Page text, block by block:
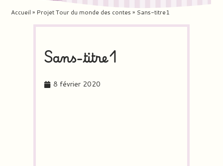
Accueil » Projet Tour du monde des contes » Sans-titre1
Sans-titre1
8 février 2020